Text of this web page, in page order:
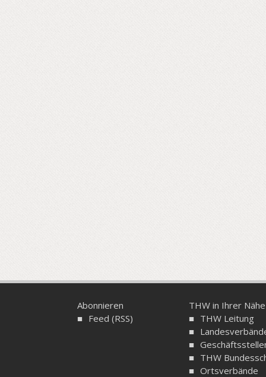
Abonnieren
Feed (RSS)
THW in Ihrer Nähe
THW Leitung
THW
Ortsverbände